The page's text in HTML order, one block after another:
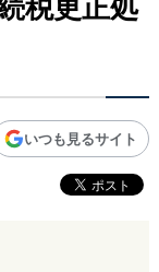
税更正処
いつも見るサイト